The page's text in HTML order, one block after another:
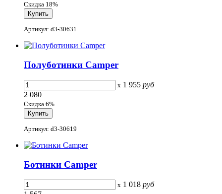
Скидка 18%
Артикул: d3-30631
Полуботинки Camper
x 1 955 руб
2 080
Скидка 6%
Артикул: d3-30619
Ботинки Camper
x 1 018 руб